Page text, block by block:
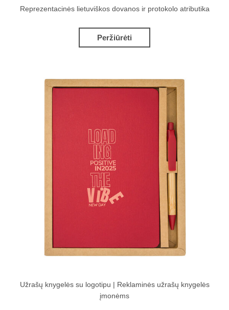
Reprezentacinės lietuviškos dovanos ir protokolo atributika
Peržiūrėti
Užrašų knygelės su logotipu | Reklaminės užrašų knygelės
įmonėms